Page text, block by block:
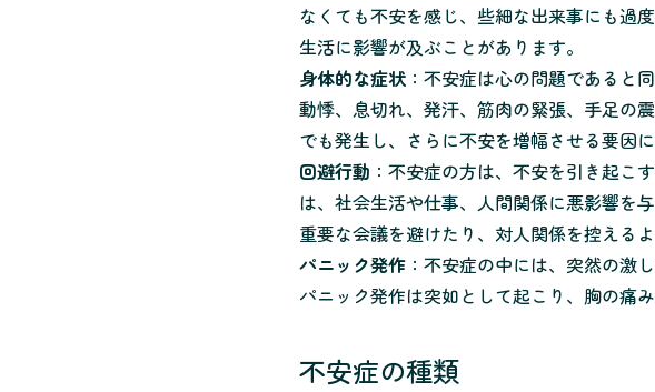
なくても不安を感じ、些細な出来事にも過
生活に影響が及ぶことがあります。
身体的な症状：不安症は心の問題であると
動悸、息切れ、発汗、筋肉の緊張、手足の
でも発生し、さらに不安を増幅させる要因
回避行動 ：不安症の方は、不安を引き起こ
は、社会生活や仕事、人間関係に悪影響を
重要な会議を避けたり、対人関係を控える
パニック発作：不安症の中には、突然の激
パニック発作は突如として起こり、胸の痛
不安症の種類